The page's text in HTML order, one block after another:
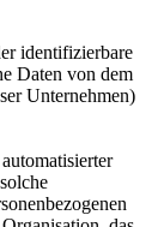
identifizierbare
Daten von dem
Unternehmen)